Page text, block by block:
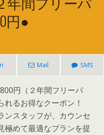
円●
Mail SMS
円（２年間フリーパ
るお得なクーポン！
ンスタッフが、カウンセ
極めて最適なプランを提